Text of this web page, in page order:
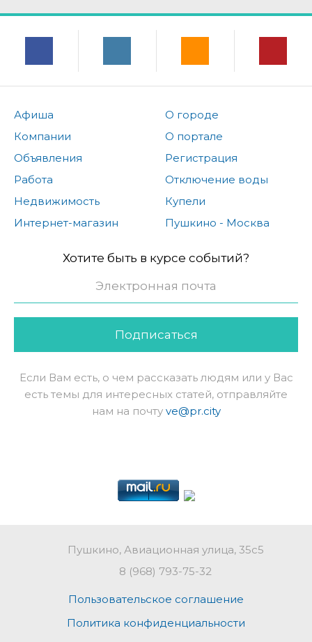
Афиша
Компании
Объявления
Работа
Недвижимость
Интернет-магазин
О городе
О портале
Регистрация
Отключение воды
Купели
Пушкино - Москва
Хотите быть в курсе событий?
Подписаться
Если Вам есть, о чем рассказать людям или у Вас
есть темы для интересных статей, отправляйте
нам на почту ve@pr.city
Пушкино, Авиационная улица, 35с5
8 (968) 793-75-32
Пользовательское соглашение
Политика конфиденциальности